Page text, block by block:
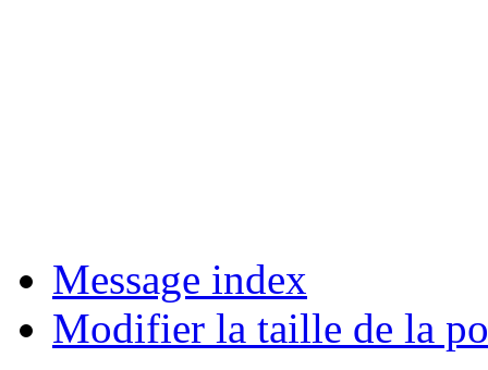
Message index
Modifier la taille de la